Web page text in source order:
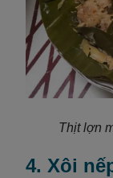
Thịt lợn
4. Xôi